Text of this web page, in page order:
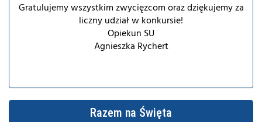
Gratulujemy wszystkim zwycięzcom oraz dziękujemy za
liczny udział w konkursie!
Opiekun SU
Agnieszka Rychert
Razem na Święta